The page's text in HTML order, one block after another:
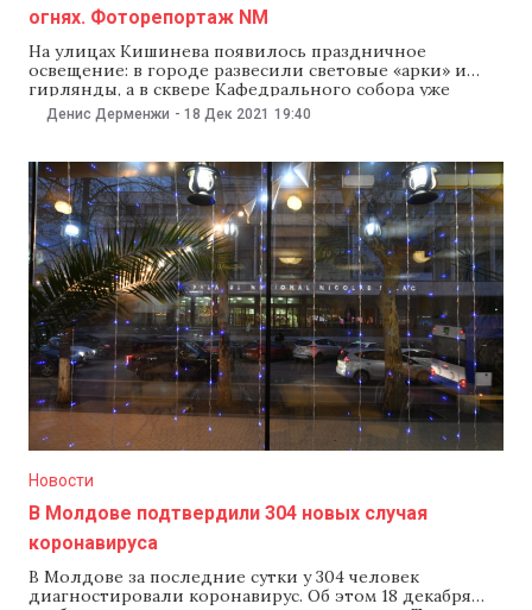
огнях. Фоторепортаж NM
На улицах Кишинева появилось праздничное
освещение: в городе развесили световые «арки» и
гирлянды, а в сквере Кафедрального собора уже
установили новогоднюю елку. Остается дождаться
лишь снега и решения столичной комиссии
Кишиневе пройдут праздники. А мэр Кишинева Ион
Чебан уже заверил в том, что кишиневские
Денис Дерменжи - 18 Дек 2021 19:40
Новости
В Молдове подтвердили 304 новых случая
коронавируса
В Молдове за последние сутки у 304 человек
диагностировали коронавирус. Об этом 18 декабря